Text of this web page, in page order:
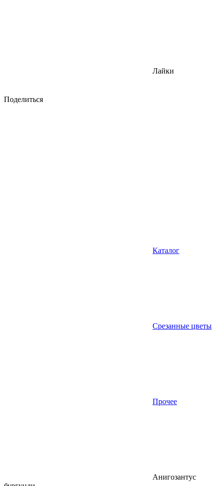
Лайки
Поделиться
Каталог
Срезанные цветы
Прочее
Анигозантус